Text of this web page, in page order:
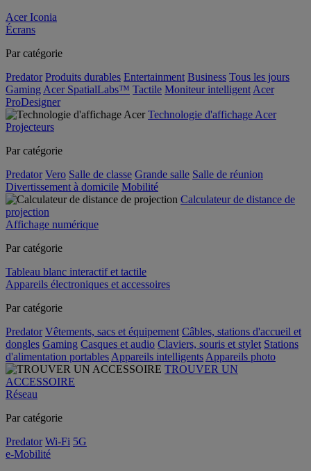
Acer Iconia
Écrans
Par catégorie
Predator Produits durables Entertainment Business Tous les jours
Gaming Acer SpatialLabs™ Tactile Moniteur intelligent Acer
ProDesigner
Technologie d'affichage Acer
Projecteurs
Par catégorie
Predator Vero Salle de classe Grande salle Salle de réunion
Divertissement à domicile Mobilité
Calculateur de distance de
projection
Affichage numérique
Par catégorie
Tableau blanc interactif et tactile
Appareils électroniques et accessoires
Par catégorie
Predator Vêtements, sacs et équipement Câbles, stations d'accueil et
dongles Gaming Casques et audio Claviers, souris et stylet Stations
d'alimentation portables Appareils intelligents Appareils photo
TROUVER UN
ACCESSOIRE
Réseau
Par catégorie
Predator Wi-Fi 5G
e-Mobilité